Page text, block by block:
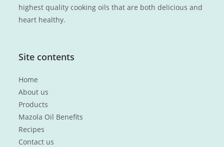
highest quality cooking oils that are both delicious and
heart healthy.
Site contents
Home
About us
Products
Mazola Oil Benefits
Recipes
Contact us